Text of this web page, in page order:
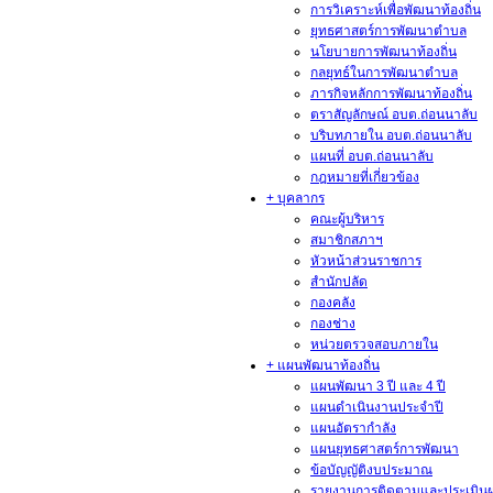
การวิเคราะห์เพื่อพัฒนาท้องถิ่น
ยุทธศาสตร์การพัฒนาตำบล
นโยบายการพัฒนาท้องถิ่น
กลยุทธ์ในการพัฒนาตำบล
ภารกิจหลักการพัฒนาท้องถิ่น
ตราสัญลักษณ์ อบต.ถ่อนนาลับ
บริบทภายใน อบต.ถ่อนนาลับ
แผนที่ อบต.ถ่อนนาลับ
กฎหมายที่เกี่ยวข้อง
+ บุคลากร
คณะผู้บริหาร
สมาชิกสภาฯ
หัวหน้าส่วนราชการ
สำนักปลัด
กองคลัง
กองช่าง
หน่วยตรวจสอบภายใน
+ แผนพัฒนาท้องถิ่น
แผนพัฒนา 3 ปี และ 4 ปี
แผนดำเนินงานประจำปี
แผนอัตรากำลัง
แผนยุทธศาสตร์การพัฒนา
ข้อบัญญัติงบประมาณ